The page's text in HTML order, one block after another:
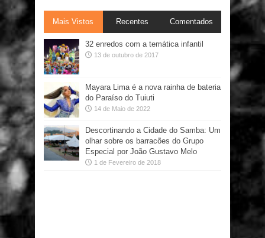
Mais Vistos Recentes Comentados
32 enredos com a temática infantil
13 de outubro de 2017
Mayara Lima é a nova rainha de bateria
do Paraíso do Tuiuti
14 de Maio de 2022
Descortinando a Cidade do Samba: Um
olhar sobre os barracões do Grupo
Especial por João Gustavo Melo
1 de Fevereiro de 2018